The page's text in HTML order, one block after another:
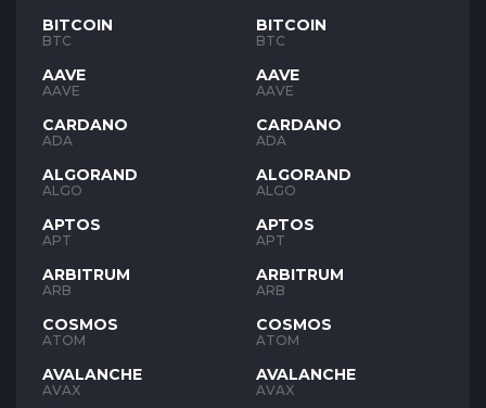
BITCOIN
BTC
AAVE
AAVE
CARDANO
ADA
ALGORAND
ALGO
APTOS
APT
ARBITRUM
ARB
COSMOS
ATOM
AVALANCHE
AVAX
BITCOIN
BTC
AAVE
AAVE
CARDANO
ADA
ALGORAND
ALGO
APTOS
APT
ARBITRUM
ARB
COSMOS
ATOM
AVALANCHE
AVAX